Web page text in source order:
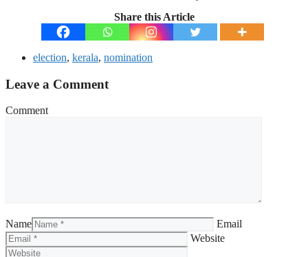
Share this Article
election, kerala, nomination
Leave a Comment
Comment
Name
Email
Website